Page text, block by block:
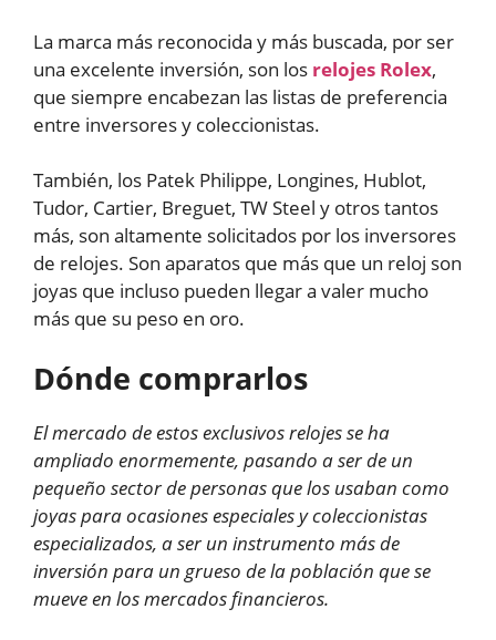
La marca más reconocida y más buscada, por ser
una excelente inversión, son los relojes Rolex,
que siempre encabezan las listas de preferencia
entre inversores y coleccionistas.
También, los Patek Philippe, Longines, Hublot,
Tudor, Cartier, Breguet, TW Steel y otros tantos
más, son altamente solicitados por los inversores
de relojes. Son aparatos que más que un reloj son
joyas que incluso pueden llegar a valer mucho
más que su peso en oro.
Dónde comprarlos
El mercado de estos exclusivos relojes se ha
ampliado enormemente, pasando a ser de un
pequeño sector de personas que los usaban como
joyas para ocasiones especiales y coleccionistas
especializados, a ser un instrumento más de
inversión para un grueso de la población que se
mueve en los mercados financieros.